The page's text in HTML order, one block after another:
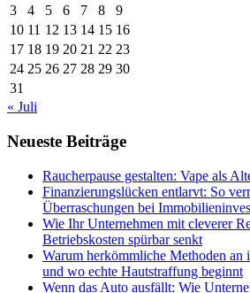
3
4 5 6 7 8
9
10 11 12 13 14 15 16
17 18 19 20 21 22 23
24 25 26 27 28 29 30
31
« Juli
Neueste Beiträge
Raucherpause gestalten: Vape als
Finanzierungslücken entlarvt: So
Überraschungen bei
Wie Ihr Unternehmen mit cleverer
Betriebskosten spürbar senkt
Warum herkömmliche Methoden an
und wo echte Hautstraffung beginnt
Wenn das Auto ausfällt: Wie